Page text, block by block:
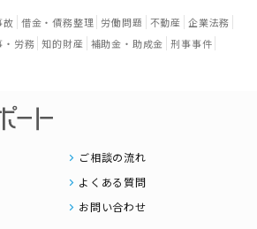
故 借金・債務整理 労働問題 不動産 企業法務
・労務 知的財産 補助金・助成金 刑事事件
ご相談の流れ
よくある質問
お問い合わせ